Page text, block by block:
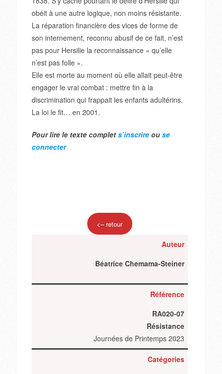
obéit à une autre logique, non moins résistante.
La réparation financière des vices de forme de
son internement, reconnu abusif de ce fait, n’est
pas pour Hersilie la reconnaissance « qu’elle
n’est pas folle ».
Elle est morte au moment où elle allait peut-être
engager le vrai combat : mettre fin à la
discrimination qui frappait les enfants adultérins.
La loi le fit… en 2001.
Pour lire le texte complet s’inscrireou se
connecter
<– retour
Auteur
Béatrice Chemama-Steiner
Référence
RA020-07
Résistance
Journées de Printemps 2023
Catégories